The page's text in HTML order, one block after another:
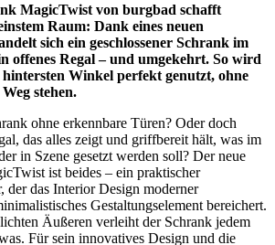
MagicTwist von burgbad schafft
Raum: Dank eines neuen
sich ein geschlossener Schrank im
offenes Regal – und umgekehrt. So wird
Winkel perfekt genutzt, ohne
stehen.
ohne erkennbare Türen? Oder doch
das alles zeigt und griffbereit hält, was im
in Szene gesetzt werden soll? Der neue
ist beides – ein praktischer
der das Interior Design moderner
Gestaltungselement bereichert.
Äußeren verleiht der Schrank jedem
Für sein innovatives Design und die